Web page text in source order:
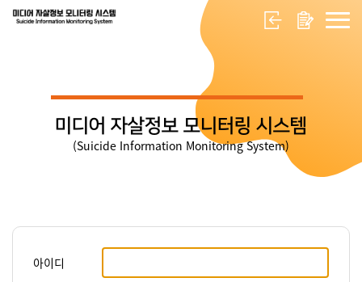
미디어 자살정보 모니터링 시스템
(Suicide Information Monitoring System)
아이디